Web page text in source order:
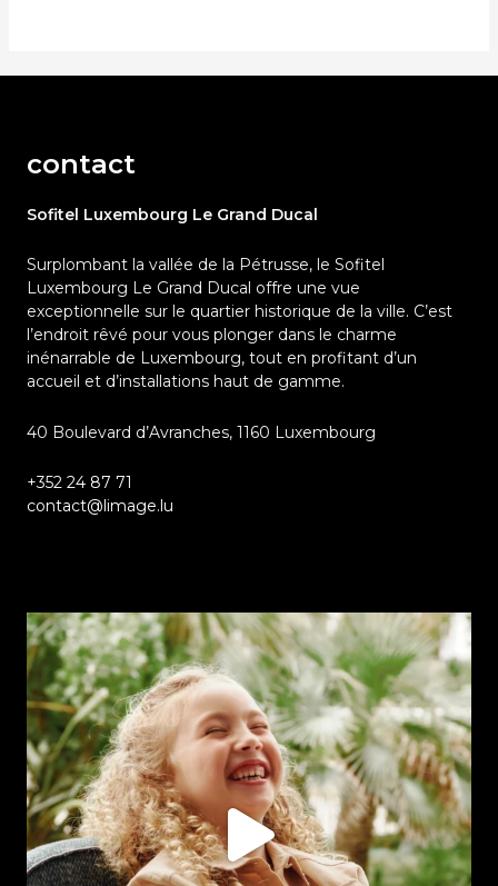
contact
Sofitel Luxembourg Le Grand Ducal
Surplombant la vallée de la Pétrusse, le Sofitel
Luxembourg Le Grand Ducal offre une vue
exceptionnelle sur le quartier historique de la ville. C’est
l’endroit rêvé pour vous plonger dans le charme
inénarrable de Luxembourg, tout en profitant d’un
accueil et d’installations haut de gamme.
40 Boulevard d’Avranches, 1160 Luxembourg
+352 24 87 71
contact@limage.lu